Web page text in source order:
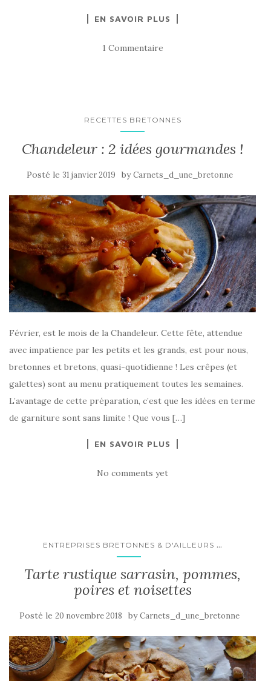
EN SAVOIR PLUS
1 Commentaire
RECETTES BRETONNES
Chandeleur : 2 idées gourmandes !
Posté le 31 janvier 2019 byCarnets_d_une_bretonne
Février, est le mois de la Chandeleur. Cette fête, attendue
avec impatience par les petits et les grands, est pour nous,
bretonnes et bretons, quasi-quotidienne ! Les crêpes (et
galettes) sont au menu pratiquement toutes les semaines.
L’avantage de cette préparation, c’est que les idées en terme
de garniture sont sans limite ! Que vous […]
EN SAVOIR PLUS
No comments yet
ENTREPRISES BRETONNES & D'AILLEURS ...
Tarte rustique sarrasin, pommes,
poires et noisettes
Posté le 20 novembre 2018 byCarnets_d_une_bretonne